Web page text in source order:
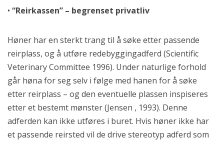
• “Reirkassen” – begrenset privatliv
Høner har en sterkt trang til å søke etter passende
reirplass, og å utføre redebyggingadferd (Scientific
Veterinary Committee 1996). Under naturlige forhold
går høna for seg selv i følge med hanen for å søke
etter reirplass – og den eventuelle plassen inspiseres
etter et bestemt mønster (Jensen , 1993). Denne
adferden kan ikke utføres i buret. Hvis høner ikke har
et passende reirsted vil de drive stereotyp adferd som